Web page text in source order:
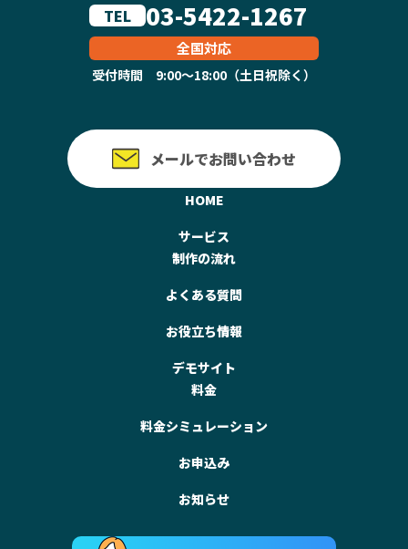
TEL 03-5422-1267
全国対応
受付時間 9:00～18:00（土日祝除く）
メールでお問い合わせ
HOME
サービス
制作の流れ
よくある質問
お役立ち情報
デモサイト
料金
料金シミュレーション
お申込み
お知らせ